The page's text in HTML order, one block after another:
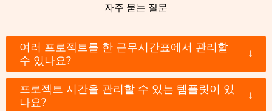
자주 묻는 질문
여러 프로젝트를 한 근무시간표에서 관리할
수 있나요?
↓
프로젝트 시간을 관리할 수 있는 템플릿이 있
나요?
↓